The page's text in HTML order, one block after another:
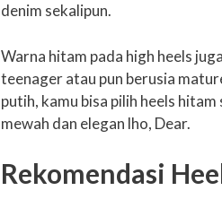
denim sekalipun.
Warna hitam pada high heels
teenager atau pun berusia
putih, kamu bisa pilih heels
mewah dan elegan lho, Dear.
Rekomendasi